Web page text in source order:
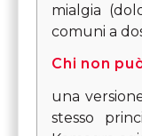
mialgia
comuni a
Chi non
una
stesso